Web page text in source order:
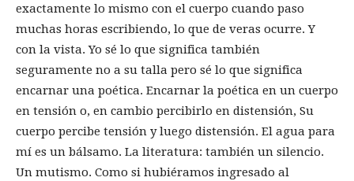
exactamente lo mismo con el cuerpo cuando paso
muchas horas escribiendo, lo que de veras ocurre. Y
con la vista. Yo sé lo que significa también
seguramente no a su talla pero sé lo que significa
encarnar una poética. Encarnar la poética en un cuerpo
en tensión o, en cambio percibirlo en distensión, Su
cuerpo percibe tensión y luego distensión. El agua para
mí es un bálsamo. La literatura: también un silencio.
Un mutismo. Como si hubiéramos ingresado al